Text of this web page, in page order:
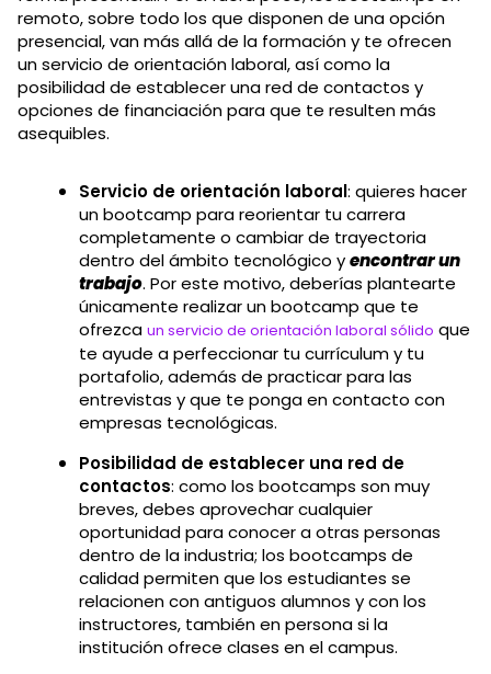
remoto, sobre todo los que disponen de una opción
presencial, van más allá de la formación y te ofrecen
un servicio de orientación laboral, así como la
posibilidad de establecer una red de contactos y
opciones de financiación para que te resulten más
asequibles.
Servicio de orientación laboral: quieres hacer
un bootcamp para reorientar tu carrera
completamente o cambiar de trayectoria
dentro del ámbito tecnológico yencontrar un
trabajo. Por este motivo, deberías plantearte
únicamente realizar un bootcamp que te
ofrezca un servicio de orientación laboral sólido que
te ayude a perfeccionar tu currículum y tu
portafolio, además de practicar para las
entrevistas y que te ponga en contacto con
empresas tecnológicas.
Posibilidad de establecer una red de
contactos: como los bootcamps son muy
breves, debes aprovechar cualquier
oportunidad para conocer a otras personas
dentro de la industria; los bootcamps de
calidad permiten que los estudiantes se
relacionen con antiguos alumnos y con los
instructores, también en persona si la
institución ofrece clases en el campus.